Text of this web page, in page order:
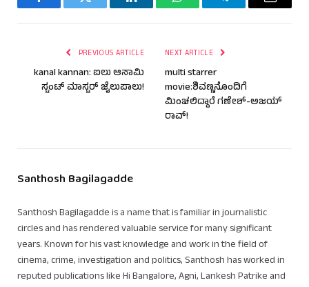
FacebookTwitter LinkedInWhatsAppTelegramEmail
PREVIOUS ARTICLE
kanal kannan: ಐಲು ಆಸಾಮಿ
ಸ್ಟಂಟ್ ಮಾಸ್ಟರ್ ಜೈಲುಪಾಲು!
NEXT ARTICLE
multi starrer
movie:ಶಿವಣ್ಣನೊಂದಿಗೆ
ಮಿಂಚಲಿದ್ದಾರೆ ಗಣೇಶ್-ಅಜಯ್
ರಾವ್!
Santhosh Bagilagadde
Santhosh Bagilagadde is a name that is familiar in journalistic
circles and has rendered valuable service for many significant
years. Known for his vast knowledge and work in the field of
cinema, crime, investigation and politics, Santhosh has worked in
reputed publications like Hi Bangalore, Agni, Lankesh Patrike and